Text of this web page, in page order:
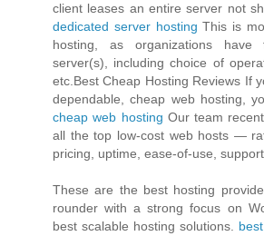
client leases an entire server not
dedicated server hosting This is
hosting, as organizations
server(s), including choice of
etc.Best Cheap Hosting Reviews If
dependable, cheap web hosting,
cheap web hosting Our team
all the top low-cost web hosts —
pricing, uptime, ease-of-use,
These are the best hosting
rounder with a strong focus on
best scalable hosting solutions.